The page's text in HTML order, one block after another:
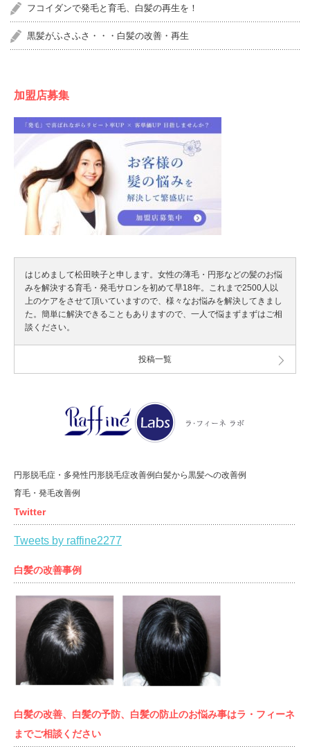
フコイダンで発毛と育毛、白髪の再生を！
黒髪がふさふさ・・・白髪の改善・再生
加盟店募集
はじめまして松田映子と申します。女性の薄毛・円形などの髪のお悩
みを解決する育毛・発毛サロンを初めて早18年。これまで2500人以
上のケアをさせて頂いていますので、様々なお悩みを解決してきまし
た。簡単に解決できることもありますので、一人で悩まずまずはご相
談ください。
投稿一覧
円形脱毛症・多発性円形脱毛症改善例 白髪から黒髪への改善例
育毛・発毛改善例
Twitter
Tweets by raffine2277
白髪の改善事例
白髪の改善、白髪の予防、白髪の防止のお悩み事はラ・フィーネ
までご相談ください